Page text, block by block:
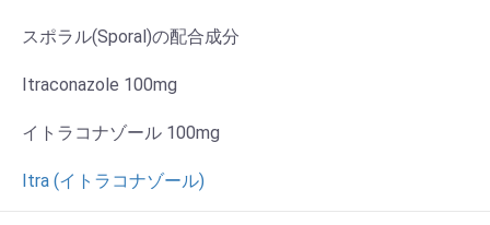
スポラル(Sporal)の配合成分
Itraconazole 100mg
イトラコナゾール 100mg
Itra (イトラコナゾール)